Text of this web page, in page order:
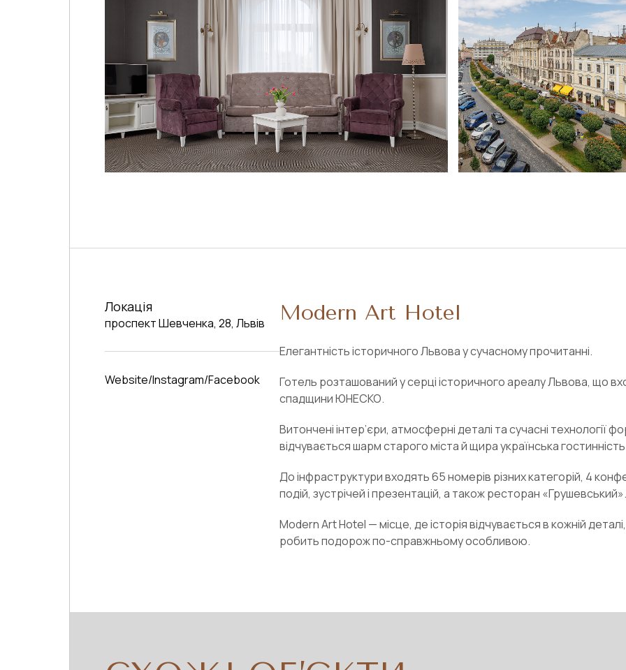
Локація
проспект Шевченка, 28, Львів
Website Instagram Facebook
Modern Art Hotel
Елегантність історичного Львова у сучасному прочитанні.
Готель розташований у серці історичного ареалу Львова, що
спадщини ЮНЕСКО.
Витончені інтер’єри, атмосферні деталі та сучасні технології
відчувається шарм старого міста й щира українська
До інфраструктури входять 65 номерів різних категорій, 4
подій, зустрічей і презентацій, а також ресторан «Грушевський».
Modern Art Hotel — місце, де історія відчувається в кожній
робить подорож по-справжньому особливою.